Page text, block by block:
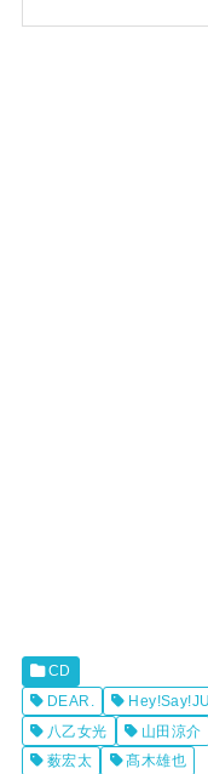
CD
DEAR.
八乙女光
山田涼介
薮宏太
髙木雄也